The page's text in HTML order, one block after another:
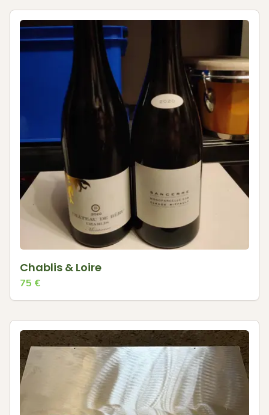
Chablis & Loire
75 €